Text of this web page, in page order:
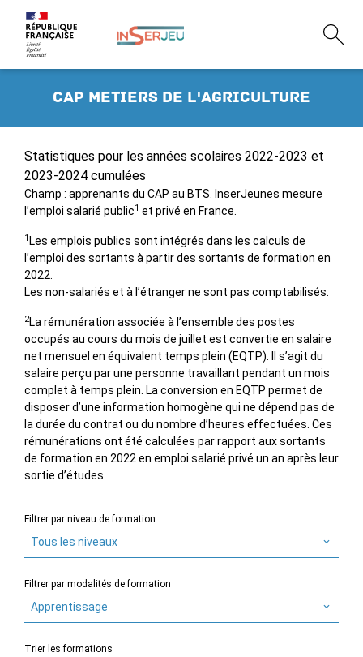
CAP metiers de l'agriculture
Statistiques pour les années scolaires 2022-2023 et
2023-2024 cumulées
Champ : apprenants du CAP au BTS. InserJeunes mesure
l’emploi salarié public1 et privé en France.
1 Les emplois publics sont intégrés dans les calculs de
l’emploi des sortants à partir des sortants de formation en
2022.
Les non-salariés et à l’étranger ne sont pas comptabilisés.
2La rémunération associée à l’ensemble des postes
occupés au cours du mois de juillet est convertie en salaire
net mensuel en équivalent temps plein (EQTP). Il s’agit du
salaire perçu par une personne travaillant pendant un mois
complet à temps plein. La conversion en EQTP permet de
disposer d’une information homogène qui ne dépend pas de
la durée du contrat ou du nombre d’heures effectuées. Ces
rémunérations ont été calculées par rapport aux sortants
de formation en 2022 en emploi salarié privé un an après leur
sortie d’études.
Filtrer par niveau de formation
Tous les niveaux
Filtrer par modalités de formation
Apprentissage
Trier les formations